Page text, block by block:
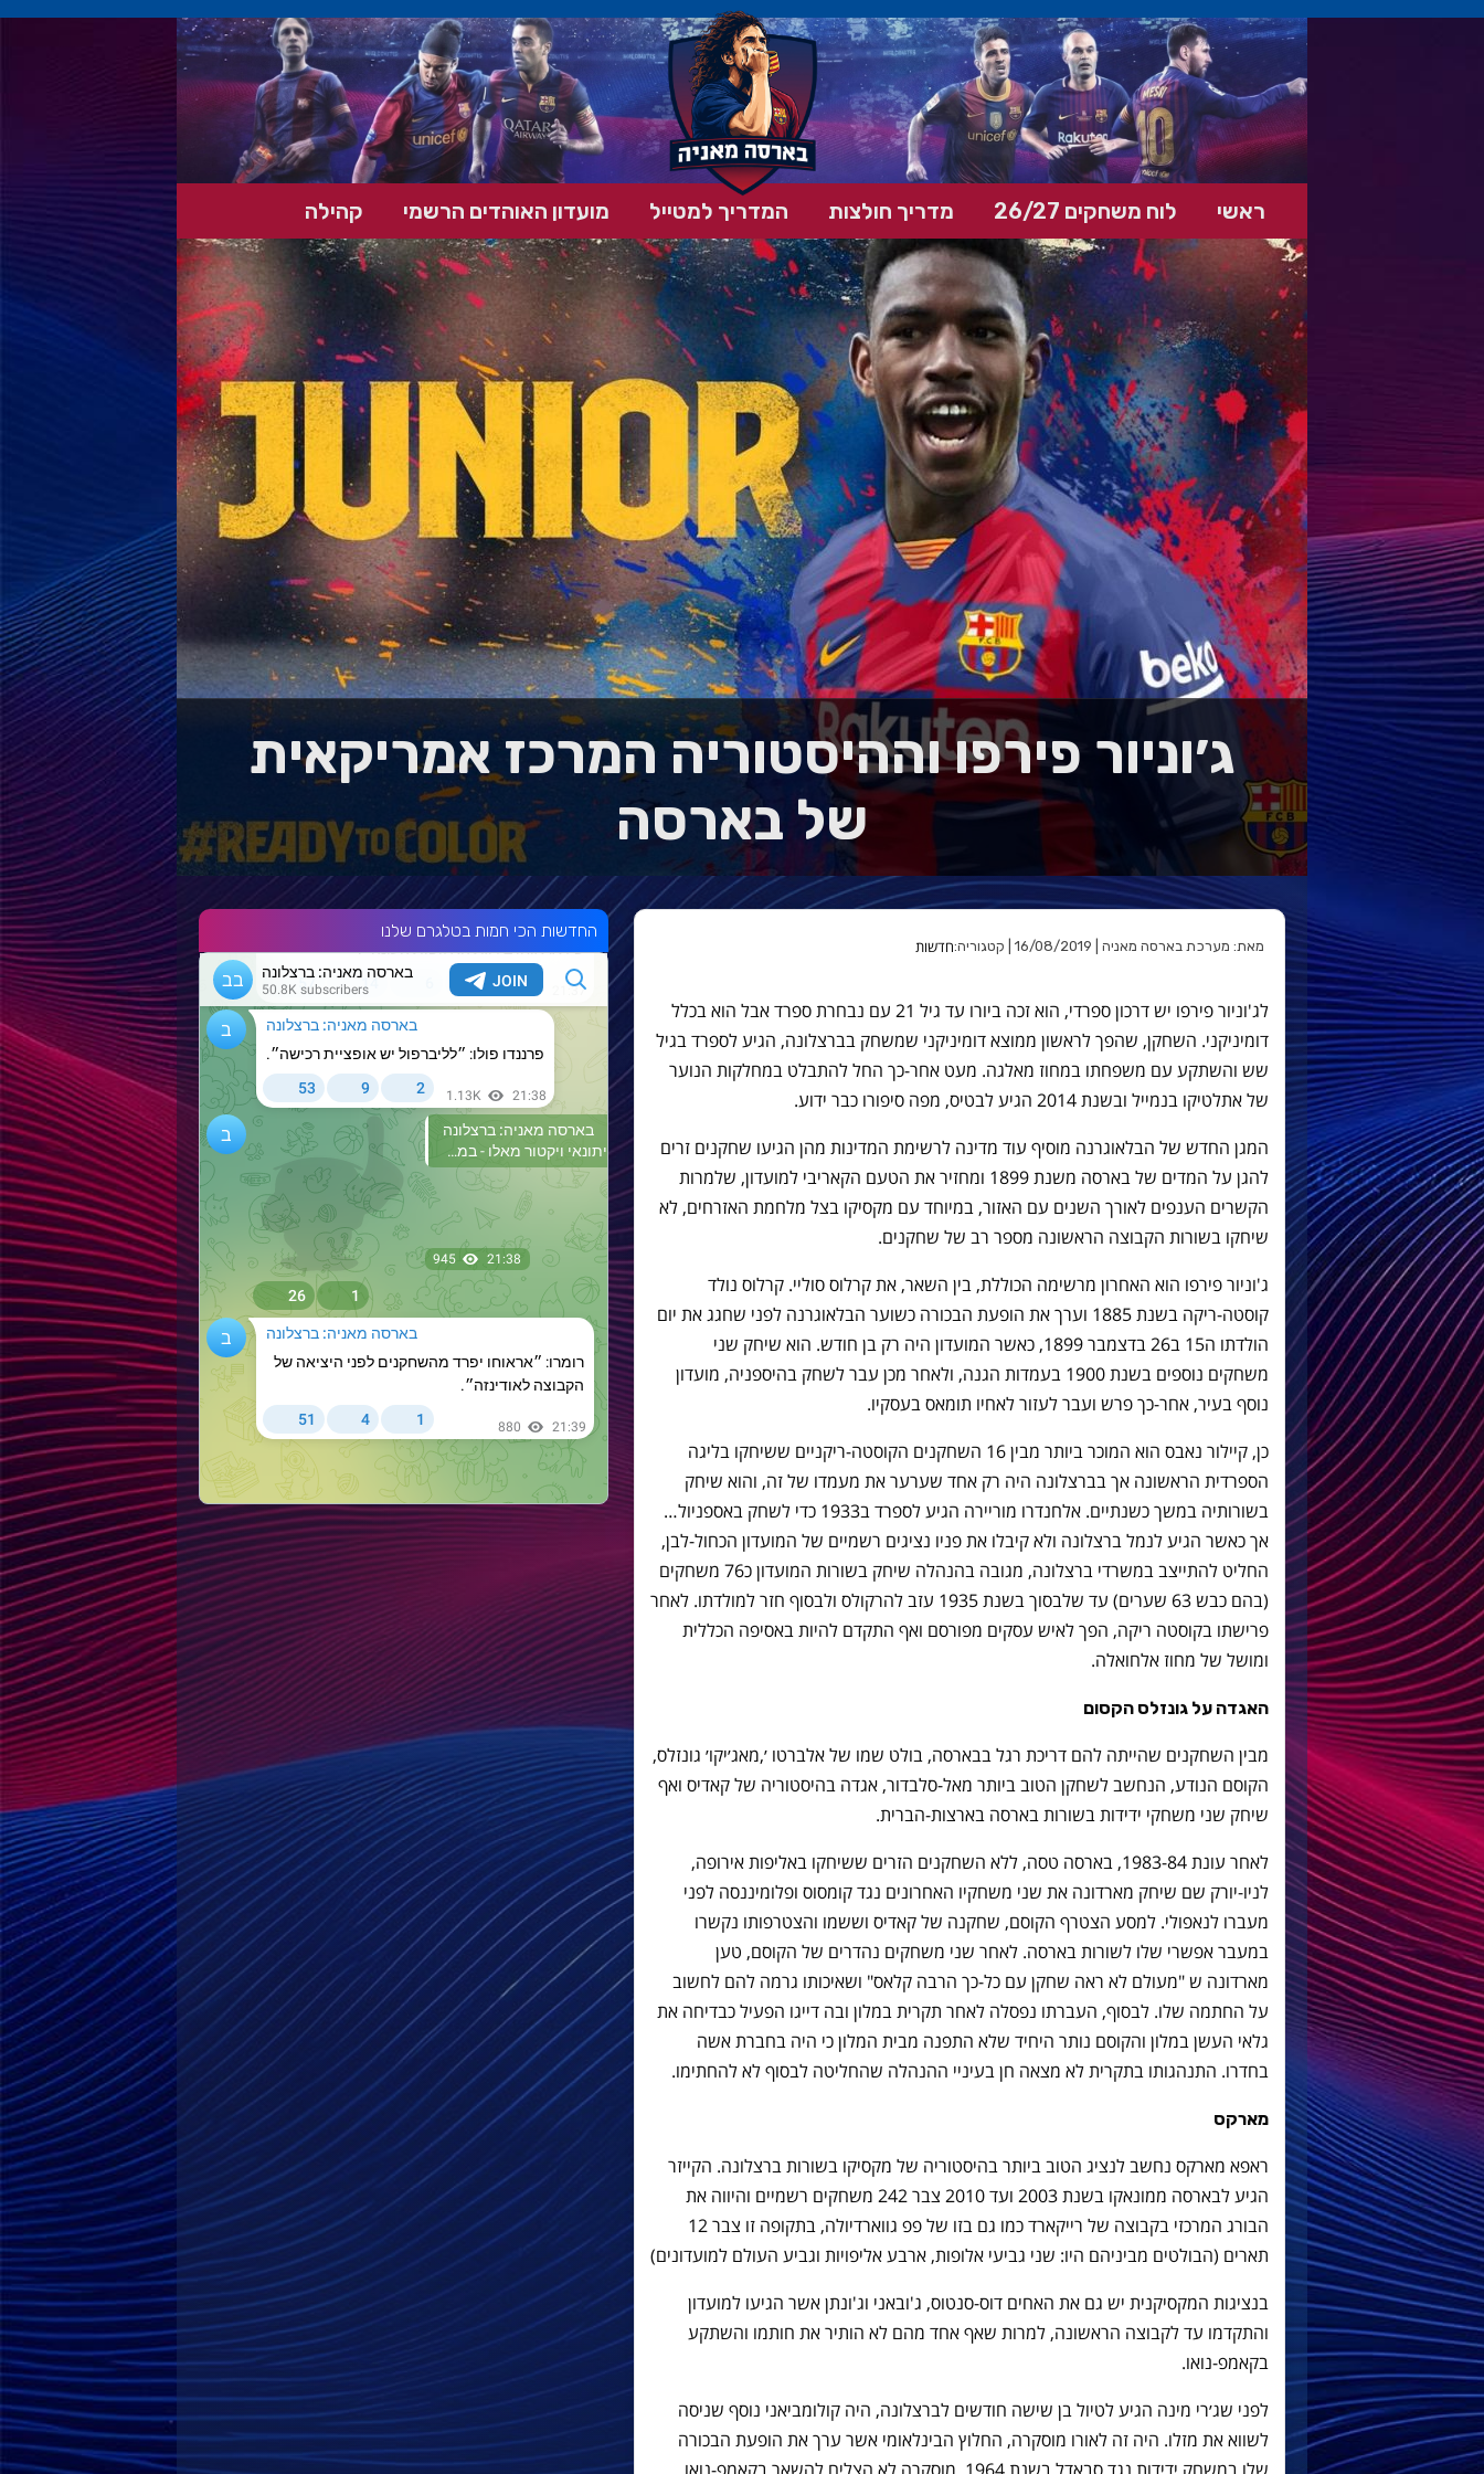
ראשי לוח משחקים 26/27 מדריך חולצות המדריך למטייל מועדון האוהדים הרשמי קהילה
ג׳וניור פירפו וההיסטוריה המרכז אמריקאית
של בארסה
מאת: מערכת בארסה מאניה | 16/08/2019 | קטגוריה: חדשות
לג'וניור פירפו יש דרכון ספרדי, הוא זכה ביורו עד גיל 21 עם נבחרת ספרד אבל הוא בכלל
דומיניקני. השחקן, שהפך לראשון ממוצא דומיניקני שמשחק בברצלונה, הגיע לספרד בגיל
שש והשתקע עם משפחתו במחוז מאלגה. מעט אחר-כך החל להתבלט במחלקות הנוער
של אתלטיקו בנמייל ובשנת 2014 הגיע לבטיס, מפה סיפורו כבר ידוע.
המגן החדש של הבלאוגרנה מוסיף עוד מדינה לרשימת המדינות מהן הגיעו שחקנים זרים
להגן על המדים של בארסה משנת 1899 ומחזיר את הטעם הקאריבי למועדון, שלמרות
הקשרים הענפים לאורך השנים עם האזור, במיוחד עם מקסיקו בצל מלחמת האזרחים, לא
שיחקו בשורות הקבוצה הראשונה מספר רב של שחקנים.
ג'וניור פירפו הוא האחרון מרשימה הכוללת, בין השאר, את קרלוס סוליי. קרלוס נולד
קוסטה-ריקה בשנת 1885 וערך את הופעת הבכורה כשוער הבלאוגרנה לפני שחגג את יום
הולדתו ה15 ב26 בדצמבר 1899, כאשר המועדון היה רק בן חודש. הוא שיחק שני
משחקים נוספים בשנת 1900 בעמדות הגנה, ולאחר מכן עבר לשחק בהיספניה, מועדון
נוסף בעיר, אחר-כך פרש ועבר לעזור לאחיו תומאס בעסקיו.
כן, קיילור נאבס הוא המוכר ביותר מבין 16 השחקנים הקוסטה-ריקניים ששיחקו בליגה
הספרדית הראשונה אך בברצלונה היה רק אחד שערער את מעמדו של זה, והוא שיחק
בשורותיה במשך כשנתיים. אלחנדרו מוריירה הגיע לספרד ב1933 כדי לשחק באספניול…
אך כאשר הגיע לנמל ברצלונה ולא קיבלו את פניו נציגים רשמיים של המועדון הכחול-לבן,
החליט להתייצב במשרדי ברצלונה, מגובה בהנהלה שיחק בשורות המועדון כ76 משחקים
(בהם כבש 63 שערים) עד שלבסוך בשנת 1935 עזב להרקולס ולבסוף חזר למולדתו. לאחר
פרישתו בקוסטה ריקה, הפך לאיש עסקים מפורסם ואף התקדם להיות באסיפה הכללית
ומושל של מחוז אלחואלה.
האגדה על גונזלס הקסום
מבין השחקנים שהייתה להם דריכת רגל בבארסה, בולט שמו של אלברטו ׳,מאג׳יקו׳ גונזלס,
הקוסם הנודע, הנחשב לשחקן הטוב ביותר מאל-סלבדור, אגדה בהיסטוריה של קאדיס ואף
שיחק שני משחקי ידידות בשורות בארסה בארצות-הברית.
לאחר עונת 1983-84, בארסה טסה, ללא השחקנים הזרים ששיחקו באליפות אירופה,
לניו-יורק שם שיחק מארדונה את שני משחקיו האחרונים נגד קומסוס ופלומיננסה לפני
מעברו לנאפולי. למסע הצטרף הקוסם, שחקנה של קאדיס וששמו והצטרפותו נקשרו
במעבר אפשרי שלו לשורות בארסה. לאחר שני משחקים נהדרים של הקוסם, טען
מארדונה ש "מעולם לא ראה שחקן עם כל-כך הרבה קלאס" ושאיכותו גרמה להם לחשוב
על החתמה שלו. לבסוף, העברתו נפסלה לאחר תקרית במלון ובה דייגו הפעיל כבדיחה את
גלאי העשן במלון והקוסם נותר היחיד שלא התפנה מבית המלון כי היה בחברת אשה
בחדרו. התנהגותו בתקרית לא מצאה חן בעיניי ההנהלה שהחליטה לבסוף לא להחתימו.
מארקס
ראפא מארקס נחשב לנציג הטוב ביותר בהיסטוריה של מקסיקו בשורות ברצלונה. הקייזר
הגיע לבארסה ממונאקו בשנת 2003 ועד 2010 צבר 242 משחקים רשמיים והיווה את
הבורג המרכזי בקבוצה של רייקארד כמו גם בזו של פפ גווארדיולה, בתקופה זו צבר 12
תארים (הבולטים מביניהם היו: שני גביעי אלופות, ארבע אליפויות וגביע העולם למועדונים)
בנציגות המקסיקנית יש גם את האחים דוס-סנטוס, ג'ובאני וג'ונתן אשר הגיעו למועדון
והתקדמו עד לקבוצה הראשונה, למרות שאף אחד מהם לא הותיר את חותמו והשתקע
בקאמפ-נואו.
לפני שג׳רי מינה הגיע לטיול בן שישה חודשים לברצלונה, היה קולומביאני נוסף שניסה
לשווא את מזלו. היה זה לאורו מוסקרה, החלוץ הבינלאומי אשר ערך את הופעת הבכורה
החדשות הכי חמות בטלגרם שלנו